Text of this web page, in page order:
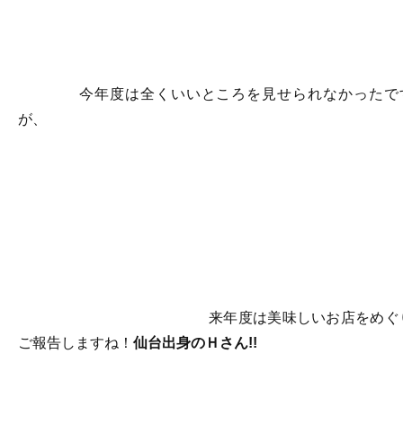
今年度は全くいいところを見せられなかったで
が、
来年度は美味しいお店をめぐ
ご報告しますね！ 仙台出身のＨさん!!